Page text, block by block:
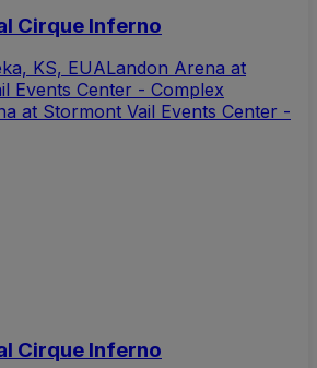
Cirque Inferno
KS, EUALandon Arena at
Events Center - Complex
at Stormont Vail Events Center -
Cirque Inferno